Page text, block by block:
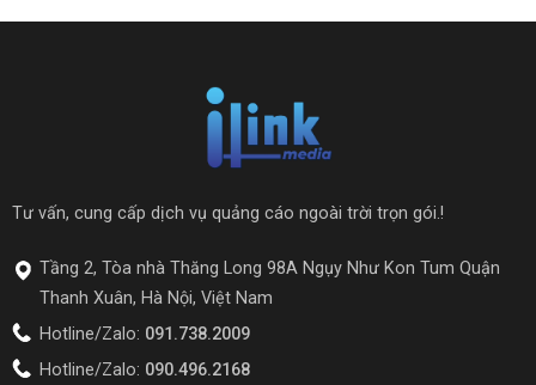
Tư vấn, cung cấp dịch vụ quảng cáo ngoài trời trọn gói.!
Tầng 2, Tòa nhà Thăng Long 98A Ngụy Như Kon Tum Quận
Thanh Xuân, Hà Nội, Việt Nam
Hotline/Zalo: 091.738.2009
Hotline/Zalo: 090.496.2168